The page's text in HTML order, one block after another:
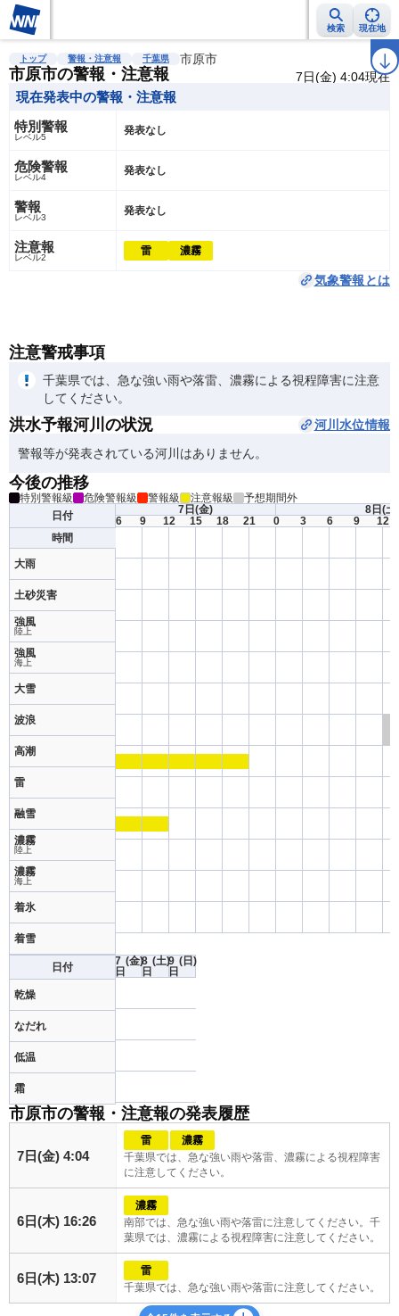
検索 現在地
雨雲レーダー 台風情報 地震情報 ラ
トップ 警報・注意報 千葉県 市原市
市原市の警報・注意報 7日(金) 4:04現在
現在発表中の警報・注意報
特別警報
レベル5 発表なし
危険警報
レベル4 発表なし
警報
レベル3 発表なし
注意報
レベル2 雷 濃霧
気象警報とは
注意警戒事項
千葉県では、急な強い雨や落雷、濃霧による視程障害に注意
してください。
洪水予報河川の状況
河川水位情報
警報等が発表されている河川はありません。
今後の推移
特別警報級 危険警報級 警報級 注意報級
予想期間外
日付
時間
大雨
土砂災害
強風
陸上
強風
海上
大雪
波浪
高潮
雷
融雪
濃霧
陸上
濃霧
海上
着氷
着雪
7日 (金)
6
9 12 15 18 21
8日 (土)
0
3 6 9 12
日付
乾燥
なだれ
低温
霜
7
日
(金)8
日
(土)9
日
(日)
市原市の警報・注意報の発表履歴
7日(金) 4:04
雷
濃霧
千葉県では、急な強い雨や落雷、濃霧による視程障害
に注意してください。
6日(木) 16:26
濃霧
南部では、急な強い雨や落雷に注意してください。千
葉県では、濃霧による視程障害に注意してください。
6日(木) 13:07
雷
千葉県では、急な強い雨や落雷に注意してください。